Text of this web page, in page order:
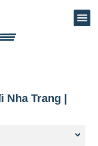
Nha Trang |